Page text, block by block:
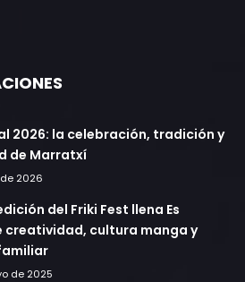
2026: la celebración, tradición y
de Marratxí
2026
del Friki Fest llena Es
creatividad, cultura manga y
de 2025